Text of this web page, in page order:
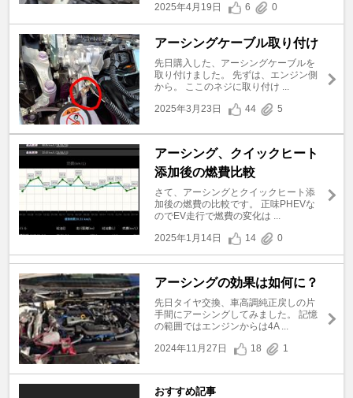
2025年4月19日
6 0
アーシングケーブル取り付け
先日購入した、アーシングケーブルを
取り付けました。 先ずは、エンジン側
から。 ここのネジに取り付け ...
2025年3月23日
44 5
アーシング、クイックヒート
添加後の燃費比較
さて、アーシングとクイックヒート添
加後の燃費の比較です。 正味PHEVな
のでEV走行で燃費の変化は ...
2025年1月14日
14 0
アーシングの効果は如何に？
先日タイヤ交換、車高調純正戻しの片
手間にアーシングしてみました。 記憶
の範囲ではエンジンからは4A ...
2024年11月27日
18 1
おすすめ記事